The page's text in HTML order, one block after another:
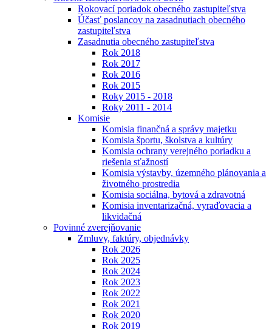
Rokovací poriadok obecného zastupiteľstva
Účasť poslancov na zasadnutiach obecného
zastupiteľstva
Zasadnutia obecného zastupiteľstva
Rok 2018
Rok 2017
Rok 2016
Rok 2015
Roky 2015 - 2018
Roky 2011 - 2014
Komisie
Komisia finančná a správy majetku
Komisia športu, školstva a kultúry
Komisia ochrany verejného poriadku a
riešenia sťažností
Komisia výstavby, územného plánovania a
životného prostredia
Komisia sociálna, bytová a zdravotná
Komisia inventarizačná, vyraďovacia a
likvidačná
Povinné zverejňovanie
Zmluvy, faktúry, objednávky
Rok 2026
Rok 2025
Rok 2024
Rok 2023
Rok 2022
Rok 2021
Rok 2020
Rok 2019